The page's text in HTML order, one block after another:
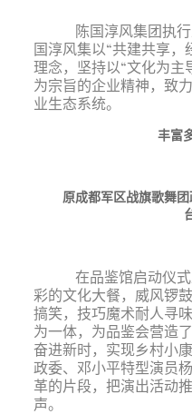
陈国淳风集团执
国淳风集以“共建共享，
理念，坚持以“文化为主
为宗旨的企业精神，致
业生态系统。
丰富
原成都军区战旗歌舞
在品鉴馆启动仪
彩的文化大餐，威风锣
搞笑，技巧魔术耐人寻
为一体，为品鉴会营造
奋进新时，实现乡村小
政委、邓小平特型演员
革的片段，把演出活动
声。